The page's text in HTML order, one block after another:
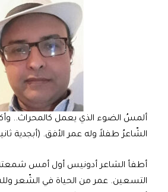
ألمسُ الضوء الذي يعمل كالمحراث..
الشّاعرُ طفلاً وله عمر الأفق. (أبجدية
أطفأ الشاعر أدونيس أول أمس
التسعين. عمر من الحياة في الشّعر